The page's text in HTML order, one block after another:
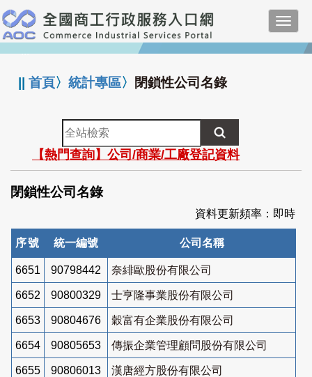
跳
到
主
要
:::
||首頁〉統計專區〉 閉鎖性公司名錄
全
站
檢
索
【熱門查詢】公司/商業/工廠登記資料
閉鎖性公司名錄
資料更新頻率：即時
序號 統一編號 公司名稱
6651 90798442 奈緋歐股份有限公司
6652 90800329 士亨隆事業股份有限公司
6653 90804676 穀富有企業股份有限公司
6654 90805653 傳振企業管理顧問股份有限公司
6655 90806013 漢唐經方股份有限公司